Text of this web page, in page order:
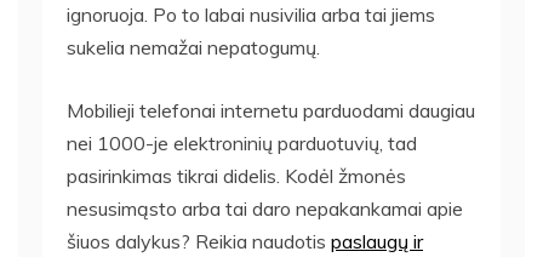
ignoruoja. Po to labai nusivilia arba tai jiems
sukelia nemažai nepatogumų.
Mobilieji telefonai internetu parduodami daugiau
nei 1000-je elektroninių parduotuvių, tad
pasirinkimas tikrai didelis. Kodėl žmonės
nesusimąsto arba tai daro nepakankamai apie
šiuos dalykus? Reikia naudotis paslaugų ir